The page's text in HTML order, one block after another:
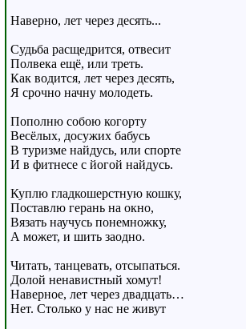
Наверно, лет через десять...
Судьба расщедрится, отвесит
Полвека ещё, или треть.
Как водится, лет через десять,
Я срочно начну молодеть.
Пополню собою когорту
Весёлых, досужих бабусь
В туризме найдусь, или спорте
И в фитнесе с йогой найдусь.
Куплю гладкошерстную кошку,
Поставлю герань на окно,
Вязать научусь понемножку,
А может, и шить заодно.
Читать, танцевать, отсыпаться.
Долой ненавистный хомут!
Наверное, лет через двадцать…
Нет. Столько у нас не живут